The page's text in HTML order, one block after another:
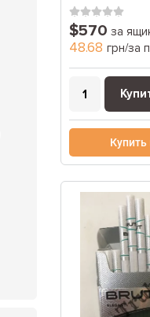
$570 за
48.68 грн/за
Купить